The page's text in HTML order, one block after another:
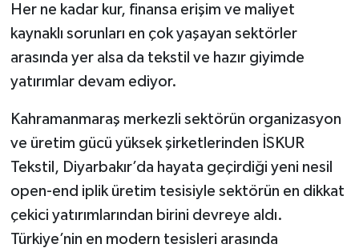
Her ne kadar kur, finansa erişim ve maliyet
kaynaklı sorunları en çok yaşayan sektörler
arasında yer alsa da tekstil ve hazır giyimde
yatırımlar devam ediyor.
Kahramanmaraş merkezli sektörün organizasyon
ve üretim gücü yüksek şirketlerinden İSKUR
Tekstil, Diyarbakır’da hayata geçirdiği yeni nesil
open-end iplik üretim tesisiyle sektörün en dikkat
çekici yatırımlarından birini devreye aldı.
Türkiye’nin en modern tesisleri arasında